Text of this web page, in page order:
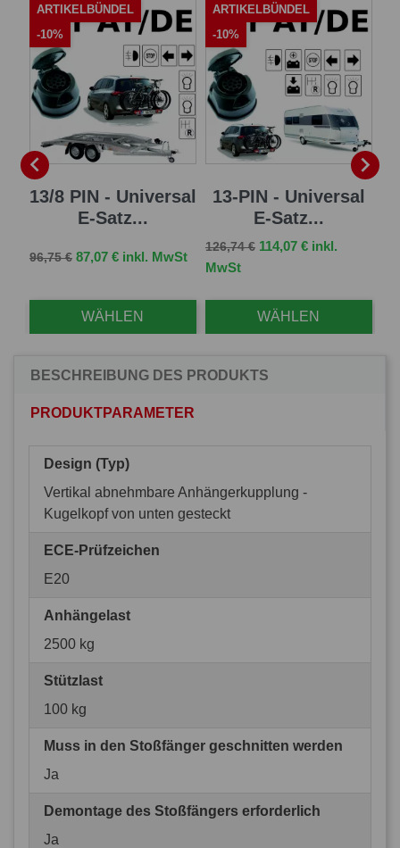

13/8 PIN - Universal
E-Satz...
Verkaufspreis
96,75 € Preis
87,07 € inkl. MwSt
WÄHLEN
ARTIKELBÜNDEL
-10%
13-PIN - Universal
E-Satz...
Verkaufspreis
126,74 € Preis
114,07 € inkl.
MwSt
WÄHLEN
ARTIKELBÜNDEL
-10%

BESCHREIBUNG DES PRODUKTS
PRODUKTPARAMETER
Design (Typ)
Vertikal abnehmbare Anhängerkupplung -
Kugelkopf von unten gesteckt
ECE-Prüfzeichen
E20
Anhängelast
2500 kg
Stützlast
100 kg
Muss in den Stoßfänger geschnitten werden
Ja
Demontage des Stoßfängers erforderlich
Ja